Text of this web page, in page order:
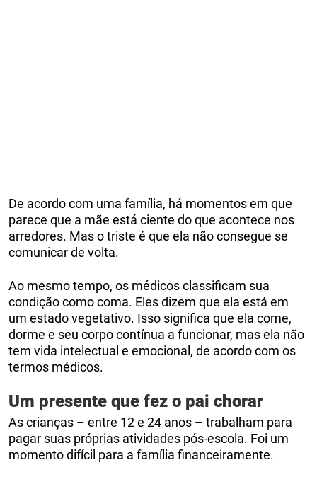
De acordo com uma família, há momentos em que
parece que a mãe está ciente do que acontece nos
arredores. Mas o triste é que ela não consegue se
comunicar de volta.
Ao mesmo tempo, os médicos classificam sua
condição como coma. Eles dizem que ela está em
um estado vegetativo. Isso significa que ela come,
dorme e seu corpo contínua a funcionar, mas ela não
tem vida intelectual e emocional, de acordo com os
termos médicos.
Um presente que fez o pai chorar
As crianças – entre 12 e 24 anos – trabalham para
pagar suas próprias atividades pós-escola. Foi um
momento difícil para a família financeiramente.